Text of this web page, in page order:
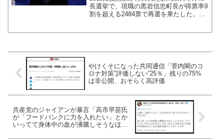
される
長選挙で、現職の黒岩信忠町長が得票率9
割を超える2484票で再選を果たした。黒
やけくそになった共同通信「菅内閣のコ
ロナ対策”評価しない”25％」残りの75%
は非公開、おそらく高評価
共産党のジャイアンが暴言「高市早苗氏
が「フードバンクに力を入れたい」とか
いってて身体中の血が沸騰しそうなほど